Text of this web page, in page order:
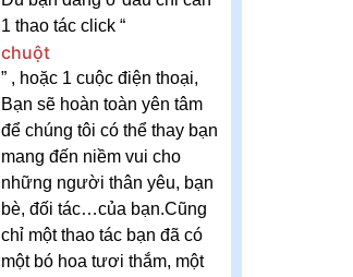
1 thao tác click “
chuột
” , hoặc 1 cuộc điện thoại,
Bạn sẽ hoàn toàn yên tâm
để chúng tôi có thể thay bạn
mang đến niềm vui cho
những người thân yêu, bạn
bè, đối tác…của bạn.Cũng
chỉ một thao tác bạn đã có
một bó hoa tươi thắm, một